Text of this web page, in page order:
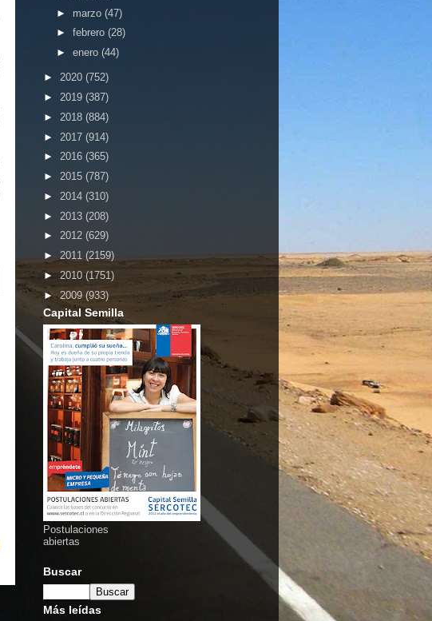
► marzo (47)
► febrero (28)
► enero (44)
► 2020 (752)
► 2019 (387)
► 2018 (884)
► 2017 (914)
► 2016 (365)
► 2015 (787)
► 2014 (310)
► 2013 (208)
► 2012 (629)
► 2011 (2159)
► 2010 (1751)
► 2009 (933)
Capital Semilla
Postulaciones
abiertas
Buscar
Más leídas